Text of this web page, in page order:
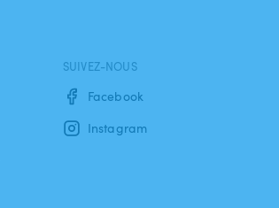
SUIVEZ-NOUS
Facebook
Instagram